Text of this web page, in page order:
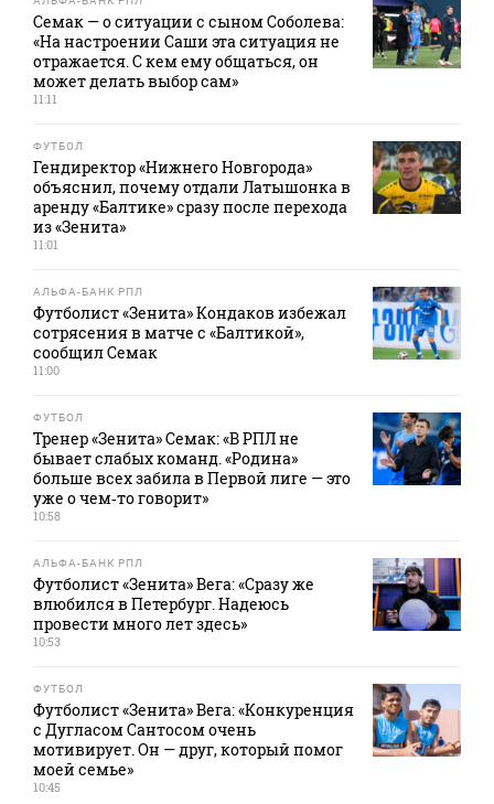
Семак — о ситуации с сыном Соболева:
«На настроении Саши эта ситуация не
отражается. С кем ему общаться, он
может делать выбор сам»
11:11
ФУТБОЛ
Гендиректор «Нижнего Новгорода»
объяснил, почему отдали Латышонка в
аренду «Балтике» сразу после перехода
из «Зенита»
11:01
АЛЬФА-БАНК РПЛ
Футболист «Зенита» Кондаков избежал
сотрясения в матче с «Балтикой»,
сообщил Семак
11:00
ФУТБОЛ
Тренер «Зенита» Семак: «В РПЛ не
бывает слабых команд. «Родина»
больше всех забила в Первой лиге — это
уже о чем‑то говорит»
10:58
АЛЬФА-БАНК РПЛ
Футболист «Зенита» Вега: «Сразу же
влюбился в Петербург. Надеюсь
провести много лет здесь»
10:53
ФУТБОЛ
Футболист «Зенита» Вега: «Конкуренция
с Дугласом Сантосом очень
мотивирует. Он — друг, который помог
моей семье»
10:45